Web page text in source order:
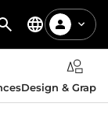
Design &